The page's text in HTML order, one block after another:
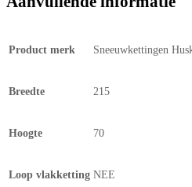
Product merk Sneeuwkettingen
Breedte 215
Hoogte 70
Loop vlakketting NEE